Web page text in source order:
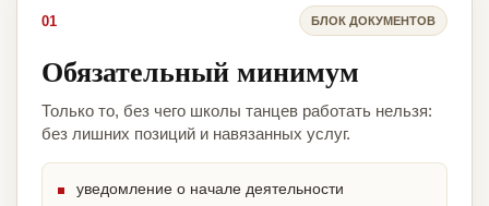
01 БЛОК ДОКУМЕНТОВ
Обязательный минимум
Только то, без чего школы танцев работать нельзя:
без лишних позиций и навязанных услуг.
уведомление о начале деятельности